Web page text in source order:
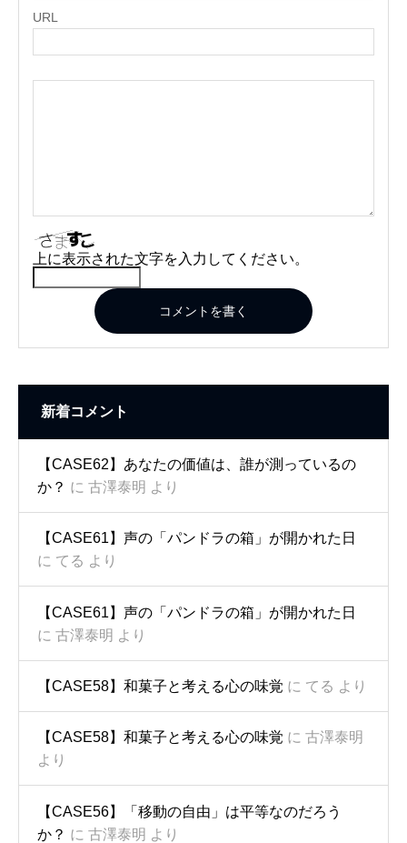
URL
上に表示された文字を入力してください。
コメントを書く
新着コメント
【CASE62】あなたの価値は、誰が測っているの
か？ に 古澤泰明 より
【CASE61】声の「パンドラの箱」が開かれた日
に てる より
【CASE61】声の「パンドラの箱」が開かれた日
に 古澤泰明 より
【CASE58】和菓子と考える心の味覚 に てる より
【CASE58】和菓子と考える心の味覚 に 古澤泰明
より
【CASE56】「移動の自由」は平等なのだろう
か？ に 古澤泰明 より